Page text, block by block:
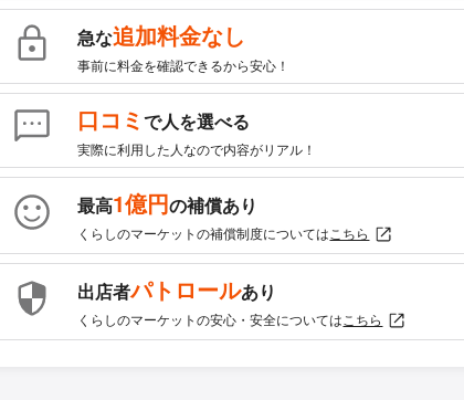
急な追加料金なし
事前に料金を確認できるから安心！
口コミで人を選べる
実際に利用した人なので内容がリアル！
最高1億円の補償あり
くらしのマーケットの補償制度については こちら
出店者パトロールあり
くらしのマーケットの安心・安全については こちら